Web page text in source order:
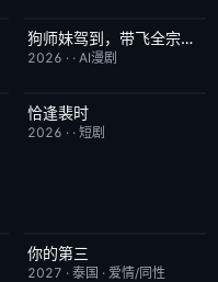
完结 10.0狗师妹驾到，带飞全宗门成团宠
2026 · ·AI漫剧
完结
恰逢裴时
2026 · ·短剧
更新至第02集
你的第三
2027 ·泰国 · 爱情/同性